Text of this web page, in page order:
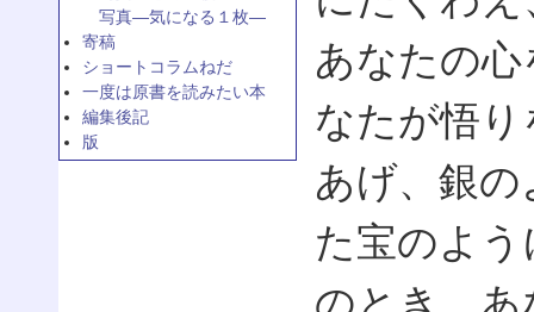
写真—気になる１枚—
寄稿
ショートコラムねだ
一度は原書を読みたい本
編集後記
版
あなたの
なたが悟
あげ、銀
た宝のよ
のとき、